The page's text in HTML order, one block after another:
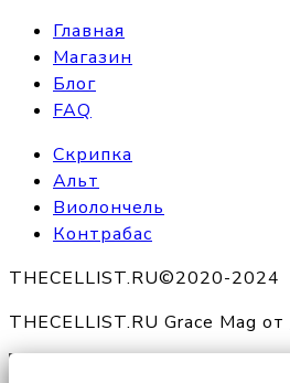
Главная
Магазин
Блог
FAQ
Скрипка
Альт
Виолончель
Контрабас
THECELLIST.RU©2020-2024
THECELLIST.RU Grace Mag от